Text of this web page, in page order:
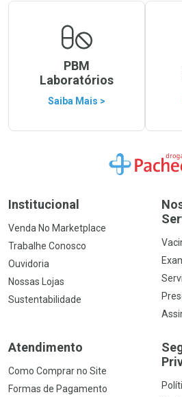
PBM
Laboratórios
Saiba Mais >
Ir para a Home
Institucional
Venda No Marketplace
Trabalhe Conosco
Ouvidoria
Nossas Lojas
Sustentabilidade
Atendimento
Como Comprar no Site
Formas de Pagamento